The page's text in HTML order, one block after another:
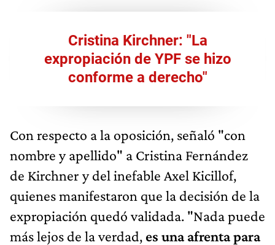
Cristina Kirchner: "La
expropiación de YPF se hizo
conforme a derecho"
Con respecto a la oposición, señaló "con
nombre y apellido" a Cristina Fernández
de Kirchner y del inefable Axel Kicillof,
quienes manifestaron que la decisión de la
expropiación quedó validada. "Nada puede
más lejos de la verdad, es una afrenta para